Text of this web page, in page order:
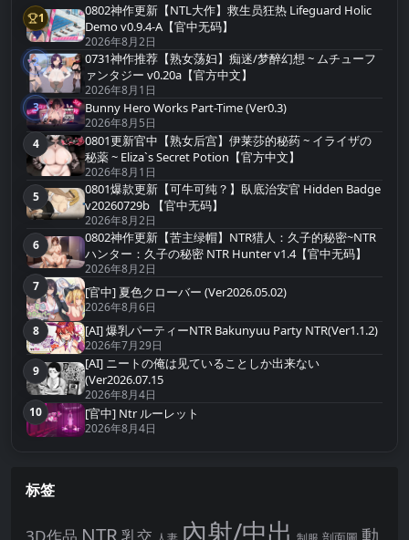
第1名
1
0802神作更新【NTL大作】救生员狂热 Lifeguard Holic
Demo v0.9.4-A【官中无码】
2026年8月2日
第2名
2
0731神作推荐【熟女荡妇】痴迷/梦醉幻想 ~ ムチューフ
ァンタジー v0.20a【官方中文】
2026年8月1日
第3名
3 Bunny Hero Works Part-Time (Ver0.3)
2026年8月5日
第4名
4
0801更新官中【熟女后宫】伊莱莎的秘药 ~ イライザの
秘薬 ~ Eliza`s Secret Potion【官方中文】
2026年8月1日
第5名
5
0801爆款更新【可牛可纯？】臥底治安官 Hidden Badge
v20260729b 【官中无码】
2026年8月2日
第6名
6
0802神作更新【苦主绿帽】NTR猎人：久子的秘密~NTR
ハンター：久子の秘密 NTR Hunter v1.4【官中无码】
2026年8月2日
第7名
7 [官中] 夏色クローバー (Ver2026.05.02)
2026年8月6日
第8名
8 [AI] 爆乳パーティーNTR Bakunyuu Party NTR(Ver1.1.2)
2026年7月29日
第9名
9
[AI] ニートの俺は见ていることしか出来ない
(Ver2026.07.15
2026年8月4日
第10名
10 [官中] Ntr ルーレット
2026年8月4日
标签
NTR 內射/中出